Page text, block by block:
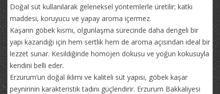
Doğal süt kullanılarak geleneksel yöntemlerle üretilir; katkı
maddesi, koruyucu ve yapay aroma içermez.
Kaşarın göbek kısmı, olgunlaşma sürecinde daha dengeli bir
yapı kazandığı için hem sertlik hem de aroma açısından ideal bir
lezzet sunar. Kesildiğinde homojen dokusu ve yoğun kokusuyla
kendini belli eder.
Erzurum’un doğal iklimi ve kaliteli süt yapısı, göbek kaşar
peynirinin karakteristik tadını güçlendirir. Erzurum Bakkaliyesi